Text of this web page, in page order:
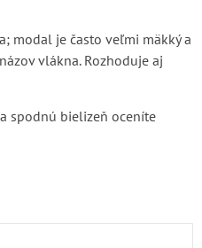
modal je často veľmi mäkký a
vlákna. Rozhoduje aj
spodnú bielizeň oceníte